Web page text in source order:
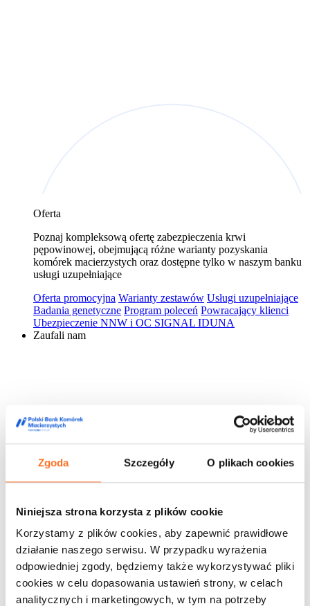
Zgoda Szczegóły O plikach cookies
Niniejsza strona korzysta z plików cookie
Korzystamy z plików cookies, aby zapewnić prawidłowe
działanie naszego serwisu. W przypadku wyrażenia
odpowiedniej zgody, będziemy także wykorzystywać pliki
cookies w celu dopasowania ustawień strony, w celach
analitycznych i marketingowych, w tym na potrzeby
Oferta
Poznaj kompleksową ofertę zabezpieczenia krwi
pępowinowej, obejmującą różne warianty pozyskania
komórek macierzystych oraz dostępne tylko w naszym banku
usługi uzupełniające
Oferta promocyjna Warianty zestawów Usługi uzupełniające
Badania genetyczne Program poleceń Powracający klienci
Ubezpieczenie NNW i OC SIGNAL IDUNA
Zaufali nam